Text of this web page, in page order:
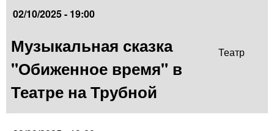
02/10/2025 - 19:00
Музыкальная сказка
"Обиженное время" в
Театре на Трубной
Театр